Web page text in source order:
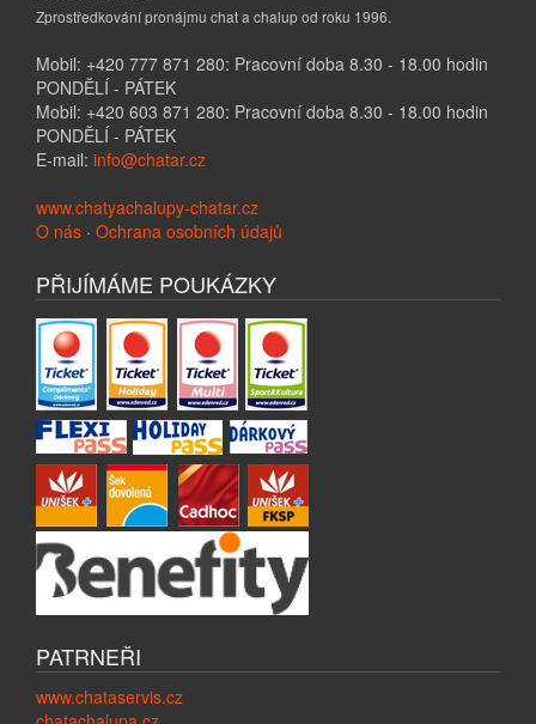
Zprostředkování pronájmu chat a chalup od roku 1996.
Mobil: +420 777 871 280: Pracovní doba 8.30 - 18.00 hodin
PONDĚLÍ - PÁTEK
Mobil: +420 603 871 280: Pracovní doba 8.30 - 18.00 hodin
PONDĚLÍ - PÁTEK
E-mail: info@chatar.cz
www.chatyachalupy-chatar.cz
O nás · Ochrana osobních údajů
PŘIJÍMÁME POUKÁZKY
PATRNEŘI
www.chataservis.cz